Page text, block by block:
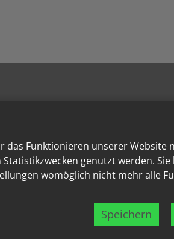
das Funktionieren unserer Website
genutzt werden.
womöglich nicht mehr alle
Speichern